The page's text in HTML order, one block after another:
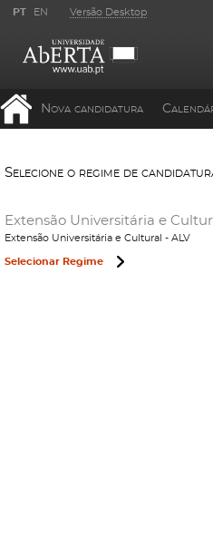
PT EN Versão Desktop
Nova candidatura
Selecione o regime de
Extensão Universitária e
Extensão Universitária e Cultural - ALV
Selecionar Regime